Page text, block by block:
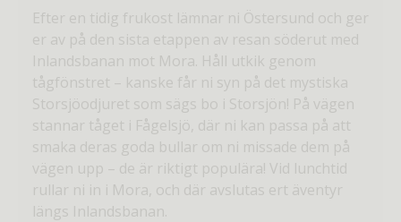
Efter en tidig frukost lämnar ni Östersund och ger
er av på den sista etappen av resan söderut med
Inlandsbanan mot Mora. Håll utkik genom
tågfönstret – kanske får ni syn på det mystiska
Storsjöodjuret som sägs bo i Storsjön! På vägen
stannar tåget i Fågelsjö, där ni kan passa på att
smaka deras goda bullar om ni missade dem på
vägen upp – de är riktigt populära! Vid lunchtid
rullar ni in i Mora, och där avslutas ert äventyr
längs Inlandsbanan.